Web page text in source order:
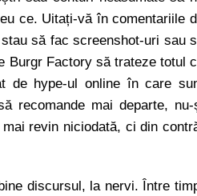
ce. Uitați-vă în comentariile
să fac screenshot-uri sau
Burgr Factory să trateze totul
de hype-ul online în care
recomande mai departe, nu-
revin niciodată, ci din
discursul, la nervi. Între